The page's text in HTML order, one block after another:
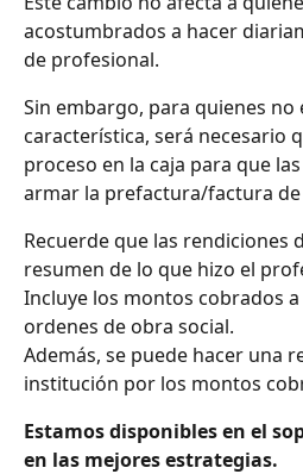
acostumbrados a hacer
de profesional.
Sin embargo, para quienes no
característica, será necesario
proceso en la caja para que
armar la prefactura/factura de
Recuerde que las rendiciones
resumen de lo que hizo el
Incluye los montos cobrados
ordenes de obra social.
Además, se puede hacer una
institución por los montos
Estamos disponibles en el
en las mejores estrategias.